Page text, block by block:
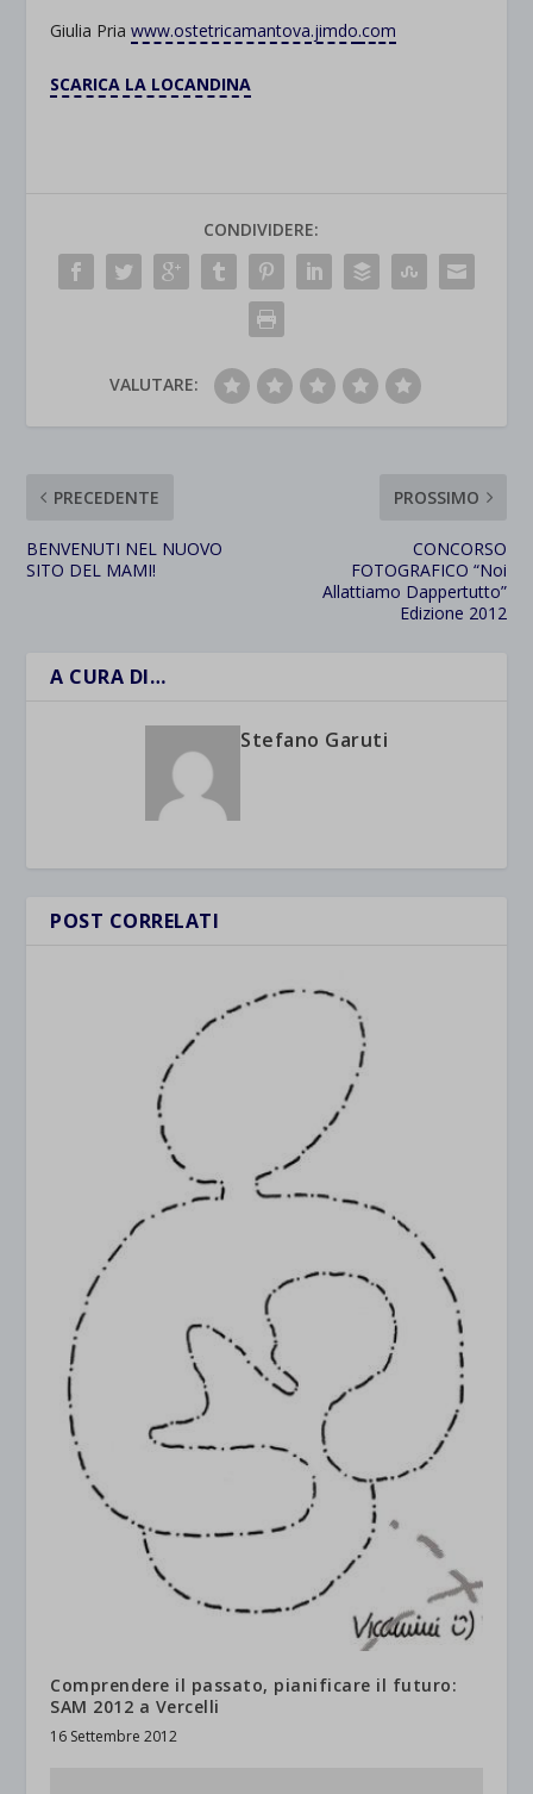
Giulia Priawww.ostetricamantova.jimdo.com
SCARICA LA LOCANDINA
CONDIVIDERE:
VALUTARE:
PRECEDENTE
BENVENUTI NEL NUOVO
SITO DEL MAMI!
PROSSIMO
CONCORSO
FOTOGRAFICO “Noi
Allattiamo Dappertutto”
Edizione 2012
A CURA DI…
Stefano Garuti
POST CORRELATI
Comprendere il passato, pianificare il futuro:
SAM 2012 a Vercelli
16 Settembre 2012